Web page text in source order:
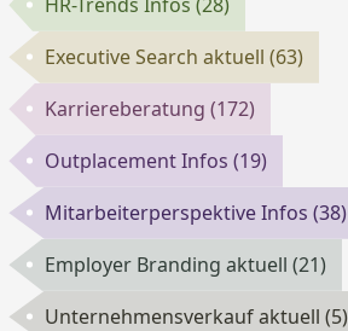
Executive Search aktuell(63)
Karriereberatung(172)
Outplacement Infos(19)
Mitarbeiterperspektive Infos(38)
Employer Branding aktuell(21)
Unternehmensverkauf aktuell(5)